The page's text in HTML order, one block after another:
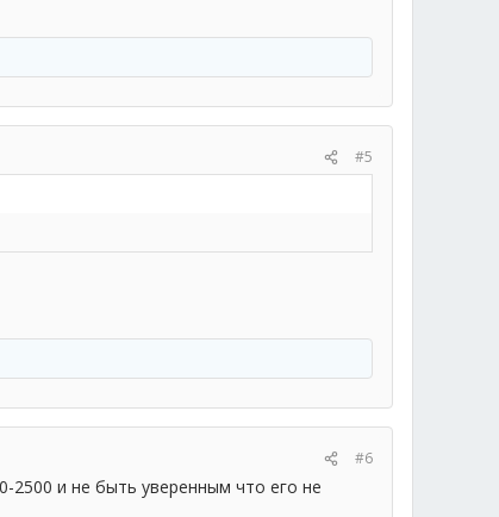
#5
#6
2500 и не быть уверенным что его не